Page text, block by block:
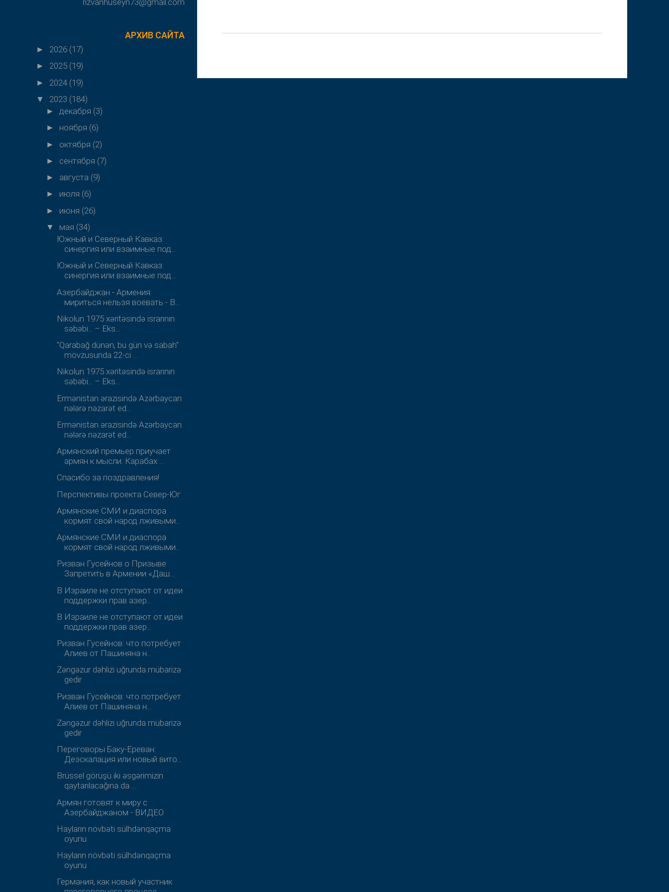
rizvanhuseyn73@gmail.com
АРХИВ САЙТА
► 2026 (17)
► 2025 (19)
► 2024 (19)
▼ 2023 (184)
►декабря (3)
► ноября (6)
► октября (2)
► сентября (7)
► августа (9)
► июля (6)
► июня (26)
▼ мая (34)
Южный и Северный Кавказ:
синергия или взаимные под...
Южный и Северный Кавказ:
синергия или взаимные под...
Азербайджан - Армения:
мириться нельзя воевать - В...
Nikolun 1975 xəritəsində israrının
səbəbi... – Eks...
"Qarabağ dünən, bu gün və sabah"
mövzusunda 22-ci ...
Nikolun 1975 xəritəsində israrının
səbəbi... – Eks...
Ermənistan ərazisində Azərbaycan
nələrə nəzarət ed...
Ermənistan ərazisində Azərbaycan
nələrə nəzarət ed...
Армянский премьер приучает
армян к мысли: Карабах ...
Спасибо за поздравления!
Перспективы проекта Север-Юг
Армянские СМИ и диаспора
кормят свой народ лживыми...
Армянские СМИ и диаспора
кормят свой народ лживыми...
Ризван Гусейнов о Призыве
Запретить в Армении «Даш...
В Израиле не отступают от идеи
поддержки прав азер...
В Израиле не отступают от идеи
поддержки прав азер...
Ризван Гусейнов: что потребует
Алиев от Пашиняна н...
Zəngəzur dəhlizi uğrunda mübarizə
gedir
Ризван Гусейнов: что потребует
Алиев от Пашиняна н...
Zəngəzur dəhlizi uğrunda mübarizə
gedir
Переговоры Баку-Ереван:
Деэскалация или новый вито...
Brüssel görüşü iki əsgərimizin
qaytarılacağına da ...
Армян готовят к миру с
Азербайджаном - ВИДЕО
Hayların növbəti sülhdənqaçma
oyunu
Hayların növbəti sülhdənqaçma
oyunu
Германия, как новый участник